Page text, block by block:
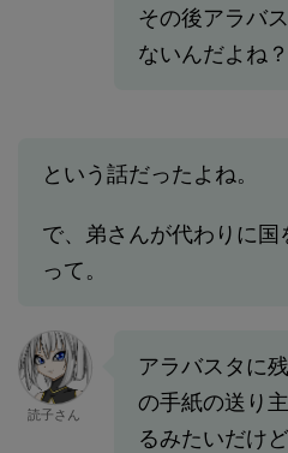
その後アラバ
ないんだよね？
という話だったよね。
で、弟さんが代わりに国
って。
読子さん
アラバスタに
の手紙の送り
るみたいだけ